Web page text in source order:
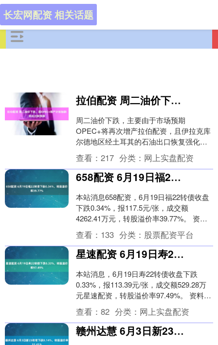
长宏网配资 相关话题
拉伯配资 周二油价下跌，因OPEC+增产计划加剧供应过剩预期
周二油价下跌，主要由于市场预期
OPEC+将再次增产拉伯配资，且伊拉克库
尔德地区经土耳其的石油出口恢复强化了
供应过剩预期。 纽约商品交易所11月交割
的西得州中质原....
查看： 217 分类： 网上实盘配资
658配资 6月19日福22转债下跌0.34%，转股溢价率39.77%
本站消息658配资，6月19日福22转债收盘
下跌0.34%，报117.5元/张，成交额
4262.41万元，转股溢价率39.77%。 资料
显示，福22转债信用级别....
查看： 133 分类： 股票配资平台
星速配资 6月19日寿22转债下跌0.33%，转股溢价率97.49%
本站消息，6月19日寿22转债收盘下跌
0.33%，报113.39元/张，成交额529.28万
元星速配资，转股溢价率97.49%。 资料显
示，寿22转债信用级别为....
查看： 82 分类： 网上实盘配资
赣州达慧 6月3日新23转债下跌0.14%，转股溢价率32.41%